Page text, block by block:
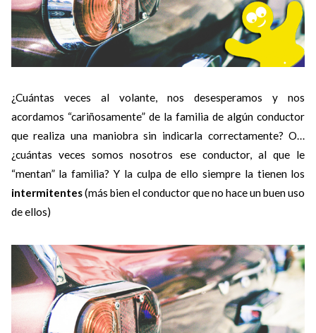
¿Cuántas veces al volante, nos desesperamos y nos
acordamos “cariñosamente” de la familia de algún conductor
que realiza una maniobra sin indicarla correctamente? O…
¿cuántas veces somos nosotros ese conductor, al que le
“mentan” la familia? Y la culpa de ello siempre la tienen los
intermitentes(más bien el conductor que no hace un buen uso
de ellos)